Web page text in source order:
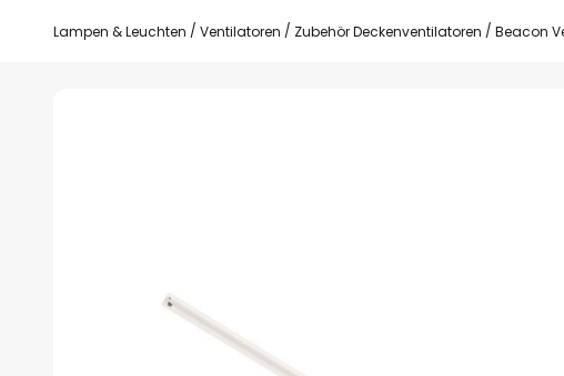
Lampen & Leuchten Ventilatoren Zubehör Deckenventilatoren Beacon